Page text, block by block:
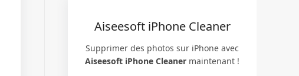
Aiseesoft iPhone Cleaner
Supprimer des photos sur iPhone avec
Aiseesoft iPhone Cleaner maintenant !